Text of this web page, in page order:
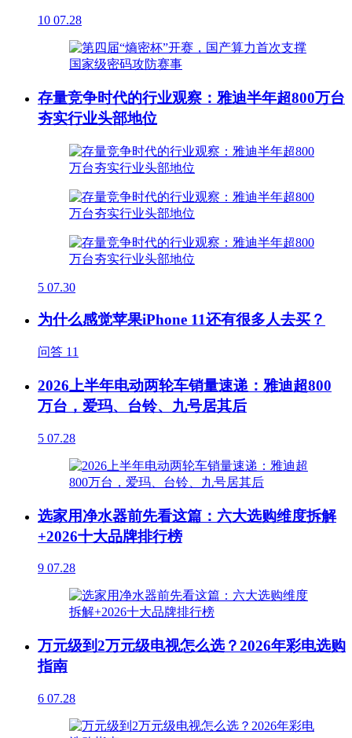
10 07.28
存量竞争时代的行业观察：雅迪半年超800万台
夯实行业头部地位
5 07.30
为什么感觉苹果iPhone 11还有很多人去买？
问答 11
2026上半年电动两轮车销量速递：雅迪超800
万台，爱玛、台铃、九号居其后
5 07.28
选家用净水器前先看这篇：六大选购维度拆解
+2026十大品牌排行榜
9 07.28
万元级到2万元级电视怎么选？2026年彩电选购
指南
6 07.28